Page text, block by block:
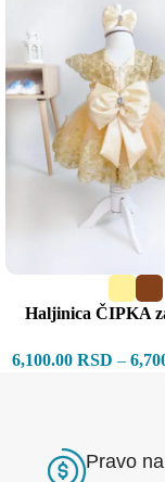
Haljinica ČIPKA
6,100.00 RSD –
Pravo